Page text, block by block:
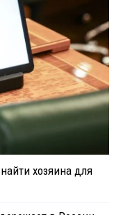
хозяина для